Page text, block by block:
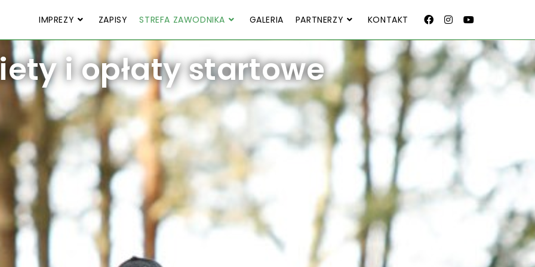
IMPREZY ZAPISY STREFA ZAWODNIKA GALERIA PARTNERZY KONTAKT
i opłaty startowe